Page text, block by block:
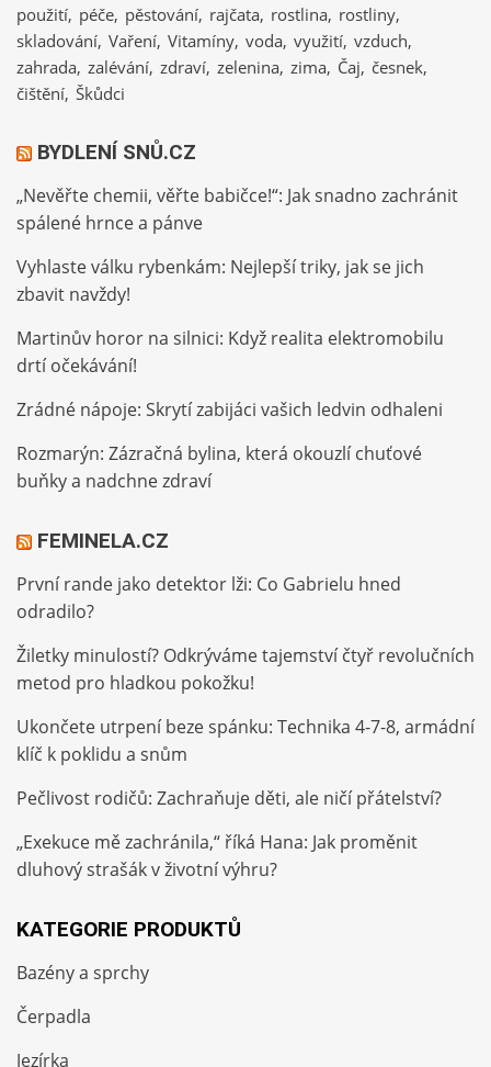
použití péče pěstování rajčata rostlina rostliny
skladování Vaření Vitamíny voda využití vzduch
zahrada zalévání zdraví zelenina zima Čaj česnek
čištění Škůdci
BYDLENÍ SNŮ.CZ
„Nevěřte chemii, věřte babičce!“: Jak snadno zachránit
spálené hrnce a pánve
Vyhlaste válku rybenkám: Nejlepší triky, jak se jich
zbavit navždy!
Martinův horor na silnici: Když realita elektromobilu
drtí očekávání!
Zrádné nápoje: Skrytí zabijáci vašich ledvin odhaleni
Rozmarýn: Zázračná bylina, která okouzlí chuťové
buňky a nadchne zdraví
FEMINELA.CZ
První rande jako detektor lži: Co Gabrielu hned
odradilo?
Žiletky minulostí? Odkrýváme tajemství čtyř revolučních
metod pro hladkou pokožku!
Ukončete utrpení beze spánku: Technika 4-7-8, armádní
klíč k poklidu a snům
Pečlivost rodičů: Zachraňuje děti, ale ničí přátelství?
„Exekuce mě zachránila,“ říká Hana: Jak proměnit
dluhový strašák v životní výhru?
KATEGORIE PRODUKTŮ
Bazény a sprchy
Čerpadla
Jezírka